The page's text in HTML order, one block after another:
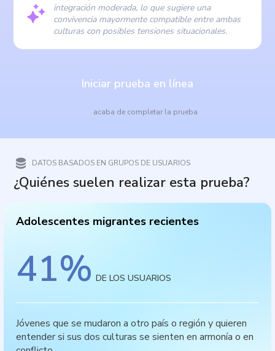
integración moderada, lo que sugiere una
convivencia mayormente compatible entre ambas
culturas con posibles tensiones situacionales.
Iniciar prueba en línea
acaba de completar la prueba
DATOS BASADOS EN GRUPOS DE USUARIOS
¿Quiénes suelen realizar esta prueba?
Adolescentes migrantes recientes
41% DE LOS USUARIOS
Jóvenes que se mudaron a otro país o región y quieren
entender si sus dos culturas se sienten en armonía o en